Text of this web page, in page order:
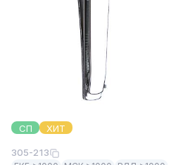
СП ХИТ
305-213